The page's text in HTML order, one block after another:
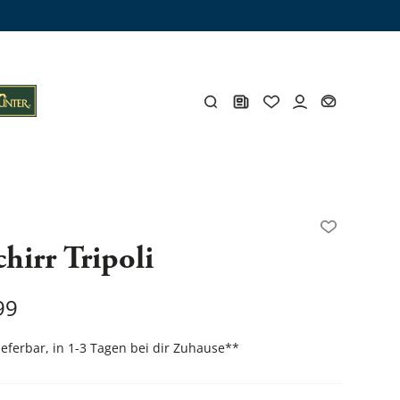
Tripoli
in 1-3 Tagen bei dir Zuhause**